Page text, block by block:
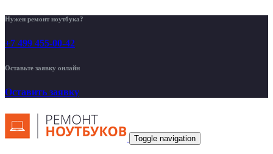
Нужен ремонт ноутбука?
+7 499 455-00-42
Оставьте заявку онлайн
Оставить заявку
Toggle navigation